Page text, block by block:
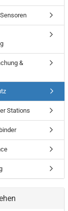
und
&
Stations